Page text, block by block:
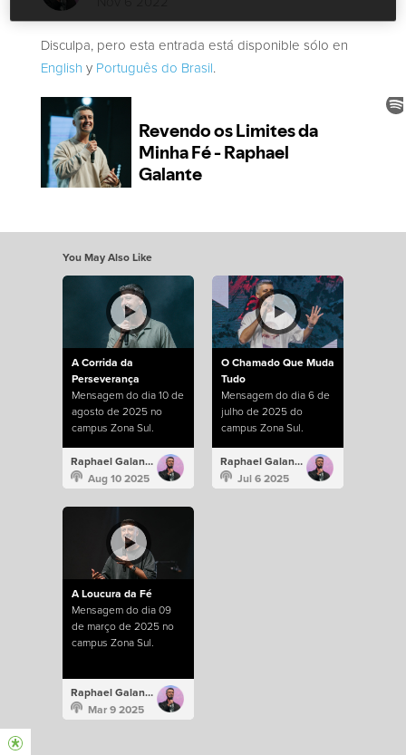
Disculpa, pero esta entrada está disponible sólo en
English y Português do Brasil.
You May Also Like
A Corrida da
Perseverança
Mensagem do dia 10 de
agosto de 2025 no
campus Zona Sul.
Raphael Galante
Aug 10 2025
O Chamado Que Muda
Tudo
Mensagem do dia 6 de
julho de 2025 do
campus Zona Sul.
Raphael Galante
Jul 6 2025
A Loucura da Fé
Mensagem do dia 09
de março de 2025 no
campus Zona Sul.
Raphael Galante
Mar 9 2025